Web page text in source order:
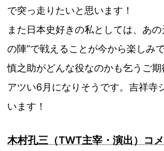
で突っ走りたいと思います！
また日本史好きの私としては、あ
の陣”で戦えることが今から楽しみ
慎之助がどんな役なのかも乞うご期
アツい6月になりそうです。吉祥寺
います！
木村孔三（TWT主宰・演出）コ